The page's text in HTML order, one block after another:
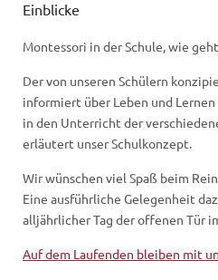
Einblicke
Montessori in der Schule, wie
Der von unseren Schülern
informiert über Leben und
in den Unterricht der
erläutert unser Schulkonzept.
Wir wünschen viel Spaß beim
Eine ausführliche Gelegenheit
alljährlicher Tag der offenen Tür
Auf dem Laufenden bleiben mit